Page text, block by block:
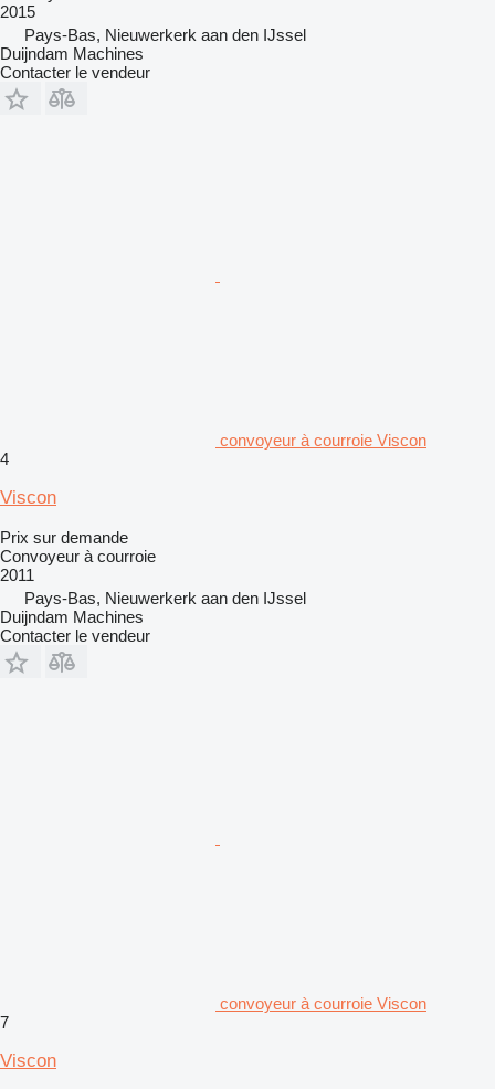
2015
Pays-Bas, Nieuwerkerk aan den IJssel
Duijndam Machines
Contacter le vendeur
convoyeur à courroie Viscon
4
Viscon
Prix sur demande
Convoyeur à courroie
2011
Pays-Bas, Nieuwerkerk aan den IJssel
Duijndam Machines
Contacter le vendeur
convoyeur à courroie Viscon
7
Viscon